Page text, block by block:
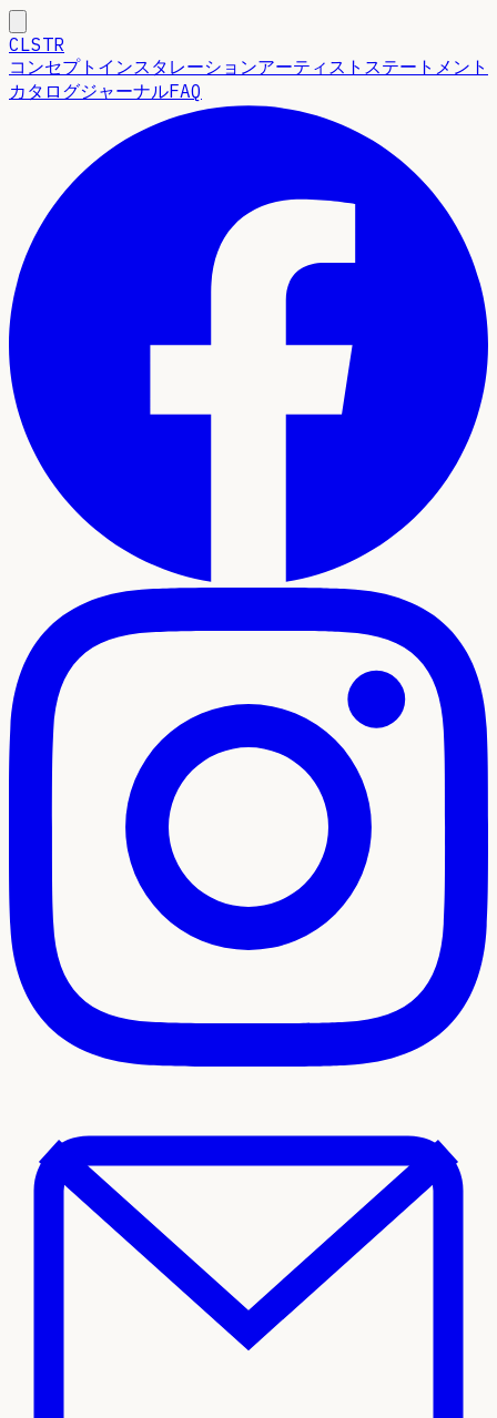
CLSTR
コンセプト インスタレーションアーティストステートメント
カタログジャーナルFAQ